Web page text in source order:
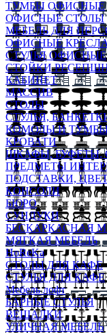
ТУМБЫ ОФИСНЫЕ
ОФИСНЫЕ СТОЛЫ
МЕБЕЛЬ ДЛЯ
ОФИСНЫЕ КРЕСЛА
СТУЛЬЯ ОФИСНЫЕ
СТОЙКИ
КАБИНЕТ
МАССИВ
СТОЛЫ
СТУЛЬЯ,
КОМОДЫ И
КРОВАТИ
ШКАФЫ, БУФЕТЫ,
ПРЕДМЕТЫ
ПОДСТАВКИ,
КОНСОЛИ
БЮРО
СУНДУКИ
БЕСКАРКАСНАЯ
МЯГКАЯ МЕБЕЛЬ
HoReKa
СТОЛЫ ДЛЯ КАФЕ
СТУЛЬЯ ДЛЯ КАФЕ
Мебель лофт
БАРНЫЕ СТУЛЬЯ
ВЕШАЛКИ
УЛИЧНАЯ МЕБЕЛЬ